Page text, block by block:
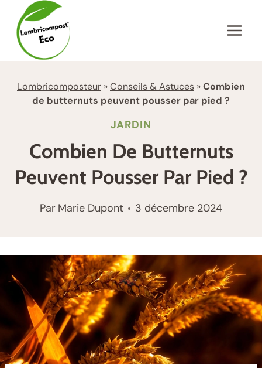
contenu
Lombricomposteur »Conseils & Astuces »Combien
de butternuts peuvent pousser par pied ?
JARDIN
Combien De Butternuts
Peuvent Pousser Par Pied ?
Par Marie Dupont 3 décembre 2024